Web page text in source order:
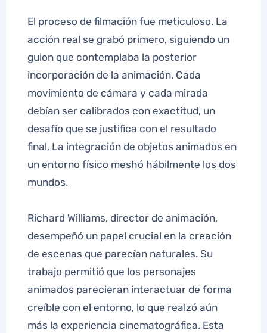
El proceso de filmación fue meticuloso. La
acción real se grabó primero, siguiendo un
guion que contemplaba la posterior
incorporación de la animación. Cada
movimiento de cámara y cada mirada
debían ser calibrados con exactitud, un
desafío que se justifica con el resultado
final. La integración de objetos animados en
un entorno físico meshó hábilmente los dos
mundos.
Richard Williams, director de animación,
desempeñó un papel crucial en la creación
de escenas que parecían naturales. Su
trabajo permitió que los personajes
animados parecieran interactuar de forma
creíble con el entorno, lo que realzó aún
más la experiencia cinematográfica. Esta